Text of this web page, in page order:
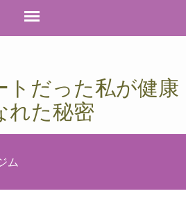
トだった私が健康
れた秘密
ム